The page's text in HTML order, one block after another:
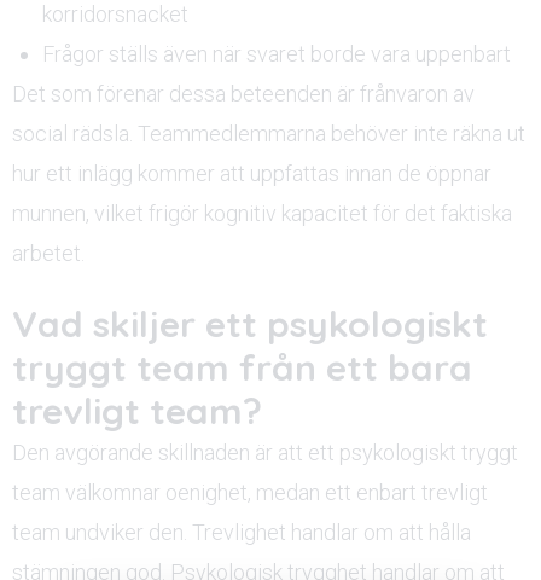
korridorsnacket
Frågor ställs även när svaret borde vara uppenbart
Det som förenar dessa beteenden är frånvaron av
social rädsla. Teammedlemmarna behöver inte räkna ut
hur ett inlägg kommer att uppfattas innan de öppnar
munnen, vilket frigör kognitiv kapacitet för det faktiska
arbetet.
Vad skiljer ett psykologiskt
tryggt team från ett bara
trevligt team?
Den avgörande skillnaden är att ett psykologiskt tryggt
team välkomnar oenighet, medan ett enbart trevligt
team undviker den. Trevlighet handlar om att hålla
stämningen god. Psykologisk trygghet handlar om att